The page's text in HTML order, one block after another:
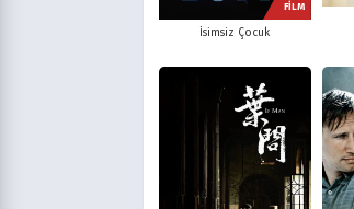
FİLM
İsimsiz Çocuk